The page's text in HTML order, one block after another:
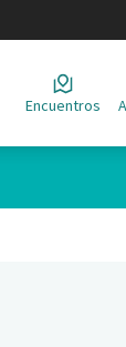
Encuentros